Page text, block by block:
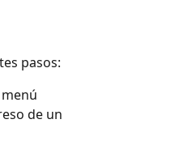
pasos:
de un